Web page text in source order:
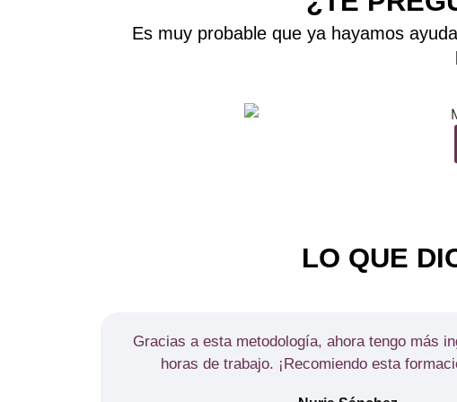
Es muy probable que ya hayamos
LO QUE
Gracias a esta metodología, ahora tengo más
horas de trabajo. ¡Recomiendo esta